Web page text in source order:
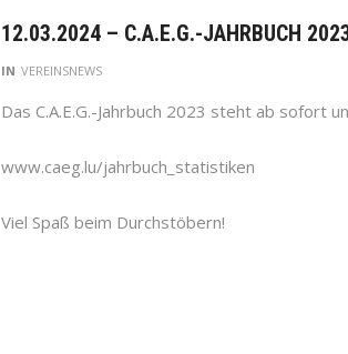
12.03.2024 – C.A.E.G.-JAHRBUCH
IN VEREINSNEWS
Das C.A.E.G.-Jahrbuch 2023 steht ab sofort
www.caeg.lu/jahrbuch_statistiken
Viel Spaß beim Durchstöbern!